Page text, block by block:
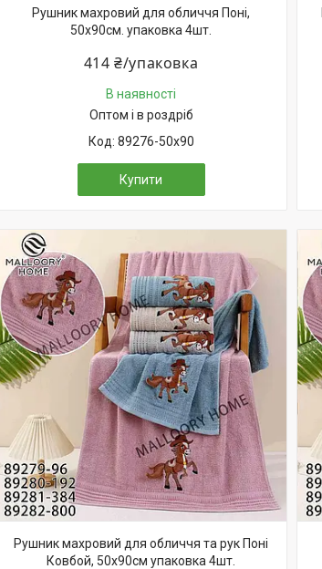
Рушник махровий для обличчя Поні,
50х90см. упаковка 4шт.
414 ₴/упаковка
В наявності
Оптом і в роздріб
89276-50х90
Купити
Рушник махровий для обличчя та рук Поні
Ковбой, 50х90см упаковка 4шт.